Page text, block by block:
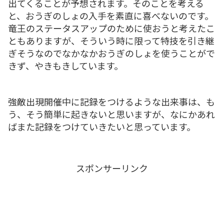
出てくることが予想されます。そのことを考える
と、おうぎのしょの入手を素直に喜べないのです。
竜王のステータスアップのために使おうと考えたこ
ともありますが、そういう時に限って特技を引き継
ぎそうなのでなかなかおうぎのしょを使うことがで
きず、やきもきしています。
強敵出現開催中に記録をつけるような出来事は、も
う、そう簡単に起きないと思いますが、なにかあれ
ばまた記録をつけていきたいと思っています。
スポンサーリンク